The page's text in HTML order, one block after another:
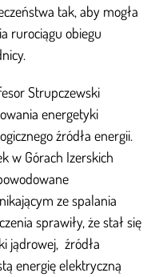
tak, aby mogła
rurociągu obiegu
Strupczewski
energetyki
źródła energii.
w Górach Izerskich
ze spalania
sprawiły, że stał się
jądrowej, źródła
energię elektryczną